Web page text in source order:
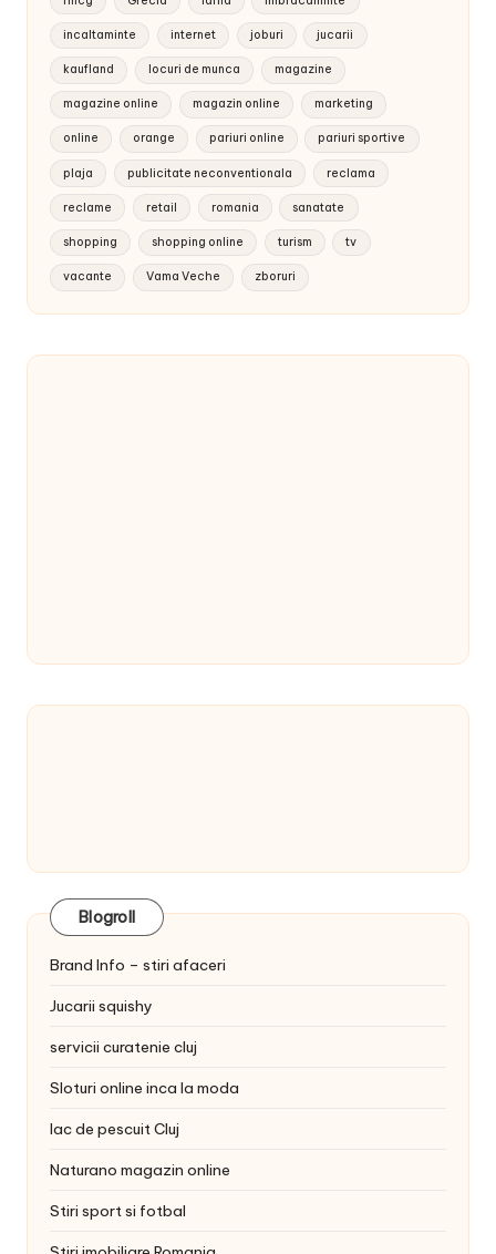
incaltaminte internet joburi jucarii
kaufland locuri de munca magazine
magazine online magazin online marketing
online orange pariuri online pariuri sportive
plaja publicitate neconventionala reclama
reclame retail romania sanatate
shopping shopping online turism tv
vacante Vama Veche zboruri
Blogroll
Brand Info – stiri afaceri
Jucarii squishy
servicii curatenie cluj
Sloturi online inca la moda
lac de pescuit Cluj
Naturano magazin online
Stiri sport si fotbal